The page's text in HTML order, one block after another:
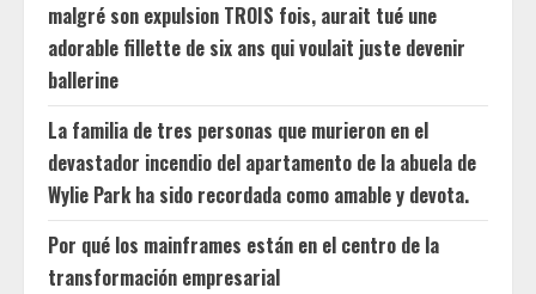
malgré son expulsion TROIS fois, aurait tué une
adorable fillette de six ans qui voulait juste devenir
ballerine
La familia de tres personas que murieron en el
devastador incendio del apartamento de la abuela de
Wylie Park ha sido recordada como amable y devota.
Por qué los mainframes están en el centro de la
transformación empresarial